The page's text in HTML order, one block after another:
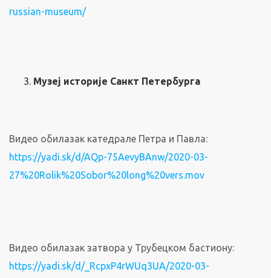
russian-museum/
Музеј историје Санкт Петербурга
Видео обилазак катедрале Петра и Павла:
https://yadi.sk/d/AQp-75AevyBAnw/2020-03-
27%20Rolik%20Sobor%20long%20vers.mov
Видео обилазак затвора у Трубецком бастиону:
https://yadi.sk/d/_RcpxP4rWUq3UA/2020-03-